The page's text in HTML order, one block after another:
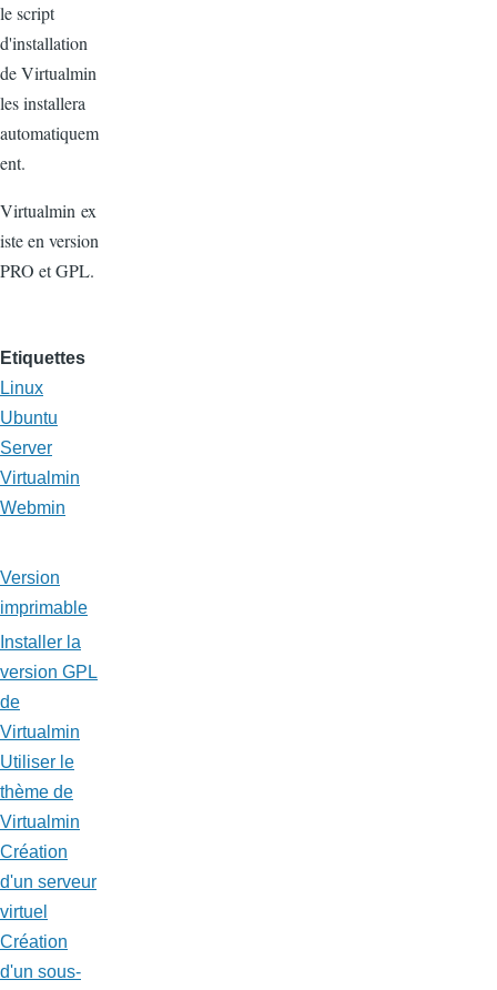
le script
d'installation
de Virtualmin
les installera
automatiquem
ent.
Virtualmin ex
iste en version
PRO et GPL.
Etiquettes
Linux
Ubuntu
Server
Virtualmin
Webmin
Version
imprimable
Installer la
version GPL
de
Virtualmin
Utiliser le
thème de
Virtualmin
Création
d'un serveur
virtuel
Création
d'un sous-